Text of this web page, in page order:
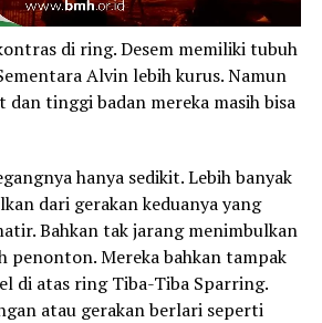
di ring. Desem memiliki tubuh
Alvin lebih kurus. Namun
dan tinggi badan mereka masih bisa
hanya sedikit. Lebih banyak
dari gerakan keduanya yang
Bahkan tak jarang menimbulkan
penonton. Mereka bahkan tampak
di atas ring Tiba-Tiba Sparring.
atau gerakan berlari seperti